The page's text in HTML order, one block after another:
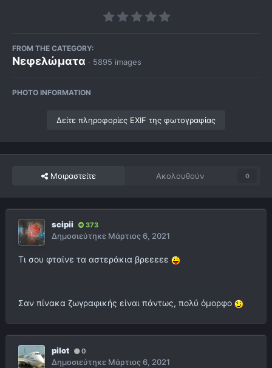
FROM THE CATEGORY:
Νεφελώματα · 5895 images
PHOTO INFORMATION
Δείτε πληροφορίες EXIF της φωτογραφίας
Μοιραστείτε Ακολουθούν 0
scipii 373
Δημοσιεύτηκε Μάρτιος 6, 2021
Τι σου φταίνε τα αστεράκια βρεεεεε
Σαν πίνακα ζωγραφικής είναι πάντως, πολύ όμορφο
pilot 0
Δημοσιεύτηκε Μάρτιος 6, 2021